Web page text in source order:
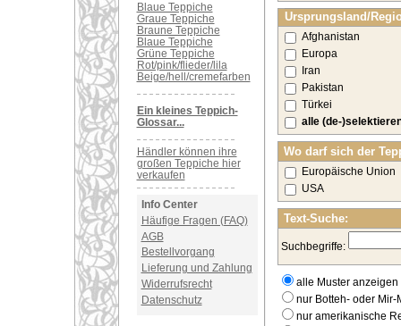
Blaue Teppiche
Graue Teppiche
Braune Teppiche
Blaue Teppiche
Grüne Teppiche
Rot/pink/flieder/lila
Beige/hell/cremefarben
Ein kleines Teppich-
Glossar...
Händler können ihre
großen Teppiche hier
verkaufen
Info Center
Häufige Fragen (FAQ)
AGB
Bestellvorgang
Lieferung und Zahlung
Widerrufsrecht
Datenschutz
Ursprungsland/
Afghanistan
Europa
Iran
Pakistan
Türkei
alle (de-
Wo darf sich der
Europäische Union
USA
Text-Suche:
Suchbegriffe:
alle Muster anzeigen
nur Botteh- oder Mir-
nur amerikanische